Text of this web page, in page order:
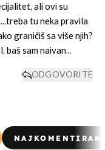
ali ovi su
tu neka pravila
graničiš sa više njih?
baš sam naivan...
ODGOVORITE